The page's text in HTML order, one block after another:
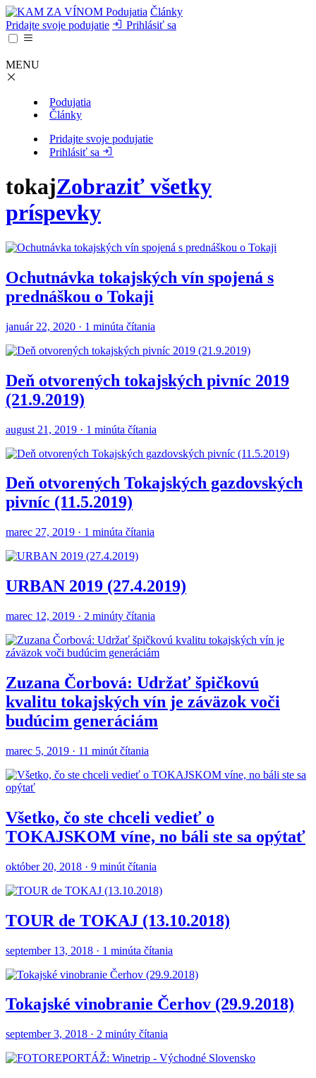
Podujatia Články
Pridajte svoje podujatie
Prihlásiť sa
MENU
Podujatia
Články
Pridajte svoje podujatie
Prihlásiť sa
tokajZobraziť všetky
príspevky
Ochutnávka tokajských vín spojená s
prednáškou o Tokaji
január 22, 2020 · 1 minúta čítania
Deň otvorených tokajských pivníc 2019
(21.9.2019)
august 21, 2019 · 1 minúta čítania
Deň otvorených Tokajských gazdovských
pivníc (11.5.2019)
marec 27, 2019 · 1 minúta čítania
URBAN 2019 (27.4.2019)
marec 12, 2019 · 2 minúty čítania
Zuzana Čorbová: Udržať špičkovú
kvalitu tokajských vín je záväzok voči
budúcim generáciám
marec 5, 2019 · 11 minút čítania
Všetko, čo ste chceli vedieť o
TOKAJSKOM víne, no báli ste sa opýtať
október 20, 2018 · 9 minút čítania
TOUR de TOKAJ (13.10.2018)
september 13, 2018 · 1 minúta čítania
Tokajské vinobranie Čerhov (29.9.2018)
september 3, 2018 · 2 minúty čítania